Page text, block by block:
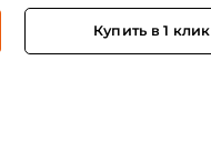
Купить в 1 клик